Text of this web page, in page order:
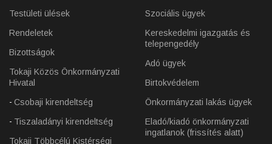
Testületi ülések
Rendeletek
Bizottságok
Tokaji Közös Önkormányzati
Hivatal
Csobaji kirendeltség
Tiszaladányi kirendeltség
Tokaji Többcélú Kistérségi
Szociális ügyek
Kereskedelmi igazgatás és
telepengedély
Adó ügyek
Birtokvédelem
Önkormányzati lakás ügyek
Eladó/kiadó önkormányzati
ingatlanok (frissítés alatt)